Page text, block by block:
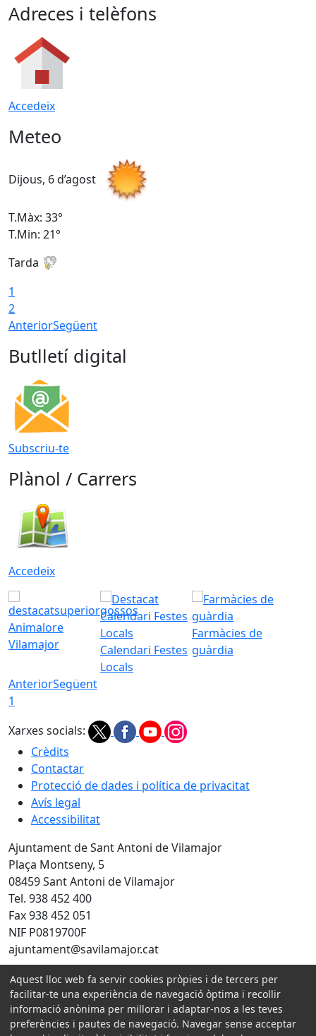
Adreces i telèfons
Accedeix
Meteo
Dijous, 6 d’agost
T.Màx: 33°
T.Min: 21°
Tarda
1
2
AnteriorSegüent
Butlletí digital
Subscriu-te
Plànol / Carrers
Accedeix
Animalore
Vilamajor
Calendari Festes
Locals
Farmàcies de
guàrdia
AnteriorSegüent
1
Xarxes socials:
Crèdits
Contactar
Protecció de dades i política de privacitat
Avís legal
Accessibilitat
Ajuntament de Sant Antoni de Vilamajor
Plaça Montseny, 5
08459 Sant Antoni de Vilamajor
Tel. 938 452 400
Fax 938 452 051
NIF P0819700F
ajuntament@savilamajor.cat
Amb la col·laboració de:
Aquest lloc web fa servir cookies pròpies i de tercers per
facilitar-te una experiència de navegació òptima i recollir
informació anònima per millorar i adaptar-nos a les teves
preferències i pautes de navegació. Navegar sense acceptar